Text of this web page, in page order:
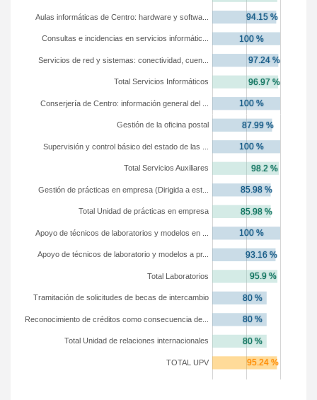
TOTAL UPV
Total Unidad de relaciones internacionales
Reconocimiento de créditos como consecuencia de...
Tramitación de solicitudes de becas de intercambio
Total Laboratorios
Apoyo de técnicos de laboratorio y modelos a pr...
Apoyo de técnicos de laboratorios y modelos en ...
Total Unidad de prácticas en empresa
Gestión de prácticas en empresa (Dirigida a est...
Total Servicios Auxiliares
Supervisión y control básico del estado de las ...
Gestión de la oficina postal
Conserjería de Centro: información general del ...
Total Servicios Informáticos
Servicios de red y sistemas: conectividad, cuen...
Consultas e incidencias en servicios informátic...
Aulas informáticas de Centro: hardware y softwa...